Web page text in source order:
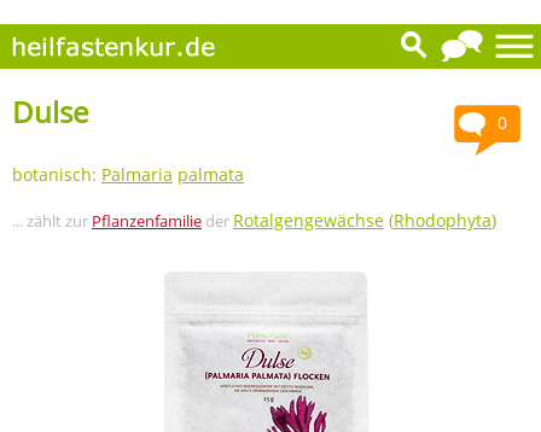
0
Dulse
botanisch: Palmaria palmata
... zählt zur Pflanzenfamilie der Rotalgengewächse (Rhodophyta)